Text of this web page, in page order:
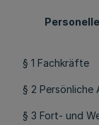
§ 1 Fachkräfte
§ 2 Persönliche
§ 3 Fort- und